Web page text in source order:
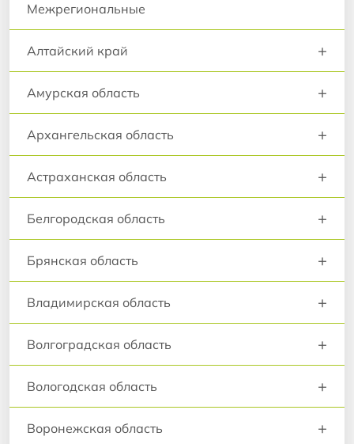
Межрегиональные
Алтайский край +
Амурская область +
Архангельская область +
Астраханская область +
Белгородская область +
Брянская область +
Владимирская область +
Волгоградская область +
Вологодская область +
Воронежская область +